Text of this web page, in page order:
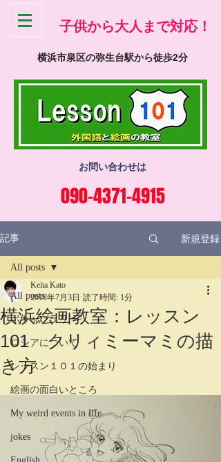
​子供から大人まで対応！
横浜市泉区の弥生台駅から徒歩2分
お問い合わせは
090-4371-4915
記事 新規登録
All posts
ボキャブラリー
ロシアについて
レッスン１０１の始まり
絵画の面白いところ
My weird events in life
jokes
All posts
横浜絵画教室：レッスン
101 クリィミーマミの描
き方
Keita Kato
2018年7月3日 読了時間: 1分